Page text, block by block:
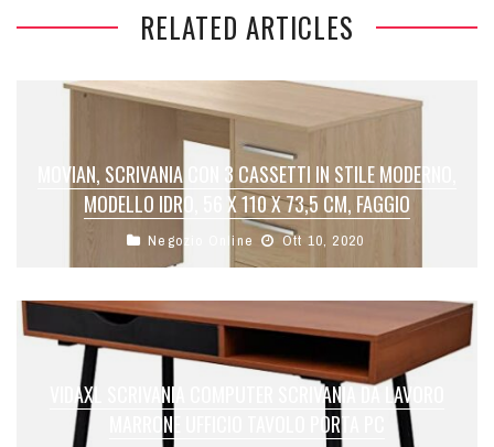
RELATED ARTICLES
MOVIAN, SCRIVANIA CON 3 CASSETTI IN STILE MODERNO,
MODELLO IDRO, 56 X 110 X 73,5 CM, FAGGIO
Negozio Online Ott 10, 2020
VIDAXL SCRIVANIA COMPUTER SCRIVANIA DA LAVORO
MARRONE UFFICIO TAVOLO PORTA PC